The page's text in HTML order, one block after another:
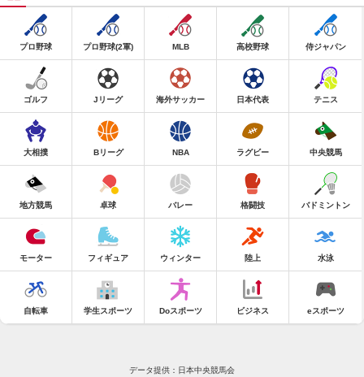
プロ野球 プロ野球(2軍) MLB 高校野球 侍ジャパン
ゴルフ Jリーグ 海外サッカー 日本代表 テニス
大相撲 Bリーグ NBA ラグビー 中央競馬
地方競馬 卓球 バレー 格闘技 バドミントン
モーター フィギュア ウィンター 陸上 水泳
自転車 学生スポーツ Doスポーツ ビジネス eスポーツ
データ提供：日本中央競馬会